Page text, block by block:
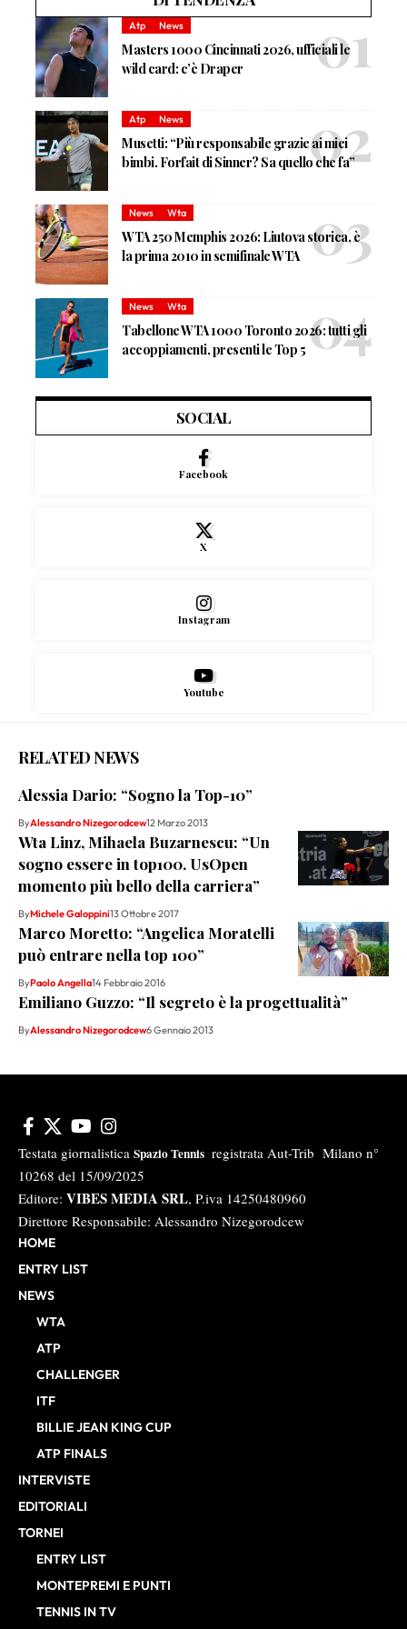
Atp News
Masters 1000 Cincinnati 2026, ufficiali le
wild card: c’è Draper
Atp News
Musetti: “Più responsabile grazie ai miei
bimbi. Forfait di Sinner? Sa quello che fa”
News Wta
WTA 250 Memphis 2026: Liutova storica, è
la prima 2010 in semifinale WTA
News Wta
Tabellone WTA 1000 Toronto 2026: tutti gli
accoppiamenti, presenti le Top 5
SOCIAL
Facebook
X
Instagram
Youtube
RELATED NEWS
Alessia Dario: “Sogno la Top-10”
ByAlessandro Nizegorodcew12 Marzo 2013
Wta Linz, Mihaela Buzarnescu: “Un
sogno essere in top100. UsOpen
momento più bello della carriera”
ByMichele Galoppini13 Ottobre 2017
Marco Moretto: “Angelica Moratelli
può entrare nella top 100”
ByPaolo Angella14 Febbraio 2016
Emiliano Guzzo: “Il segreto è la progettualità”
ByAlessandro Nizegorodcew6 Gennaio 2013
Testata giornalistica Spazio Tennis registrata Aut-Trib Milano n°
10268 del 15/09/2025
Editore: VIBES MEDIA SRL, P.iva 14250480960
Direttore Responsabile: Alessandro Nizegorodcew
HOME
ENTRY LIST
NEWS
WTA
ATP
CHALLENGER
ITF
BILLIE JEAN KING CUP
ATP FINALS
INTERVISTE
EDITORIALI
TORNEI
ENTRY LIST
MONTEPREMI E PUNTI
TENNIS IN TV